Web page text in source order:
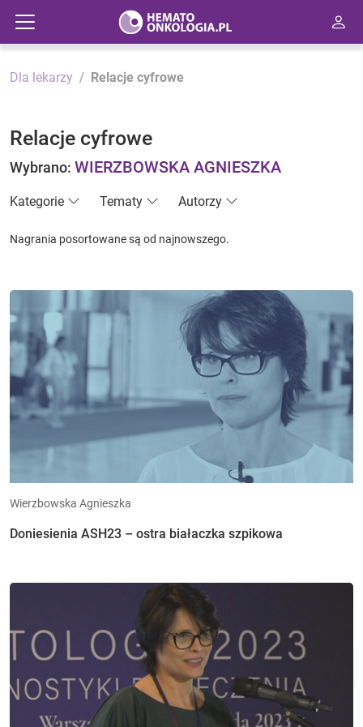
Dla lekarzy Relacje cyfrowe
Relacje cyfrowe
Wybrano: WIERZBOWSKA AGNIESZKA
Kategorie Tematy Autorzy
Nagrania posortowane są od najnowszego.
Wierzbowska Agnieszka
Doniesienia ASH23 – ostra białaczka szpikowa